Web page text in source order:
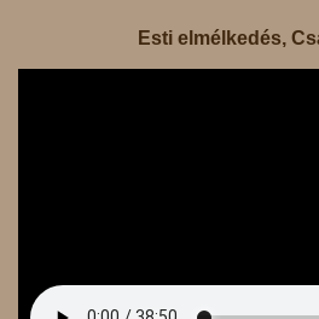
Esti elmélkedés,